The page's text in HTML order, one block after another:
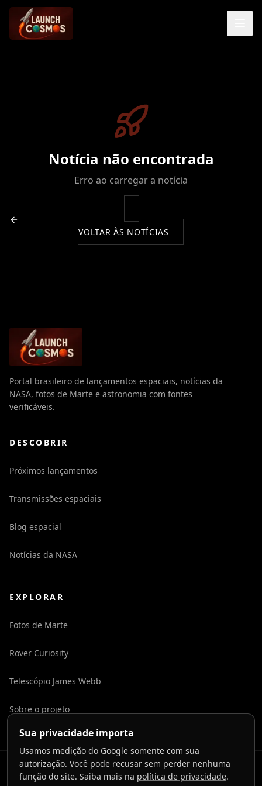
Notícia não encontrada
Erro ao carregar a notícia
VOLTAR ÀS NOTÍCIAS
Portal brasileiro de lançamentos espaciais, notícias da
NASA, fotos de Marte e astronomia com fontes
verificáveis.
DESCOBRIR
Próximos lançamentos
Transmissões espaciais
Blog espacial
Notícias da NASA
EXPLORAR
Fotos de Marte
Rover Curiosity
Telescópio James Webb
Sobre o projeto
2026LaunchToCosmos.
Sua privacidade importa
Usamos medição do Google somente com sua
autorização. Você pode recusar sem perder nenhuma
função do site. Saiba mais na política de privacidade.